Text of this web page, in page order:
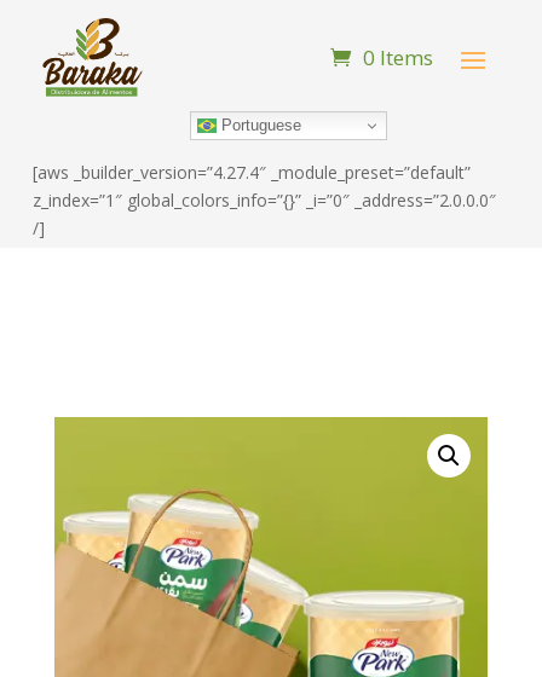
0 Items
Portuguese
[aws _builder_version=”4.27.4″ _module_preset=”default”
z_index=”1″ global_colors_info=”{}” _i=”0″ _address=”2.0.0.0″
/]